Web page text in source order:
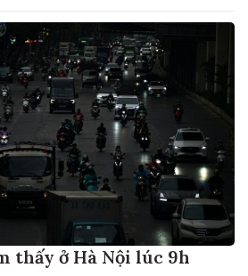
thấy ở Hà Nội lúc 9h